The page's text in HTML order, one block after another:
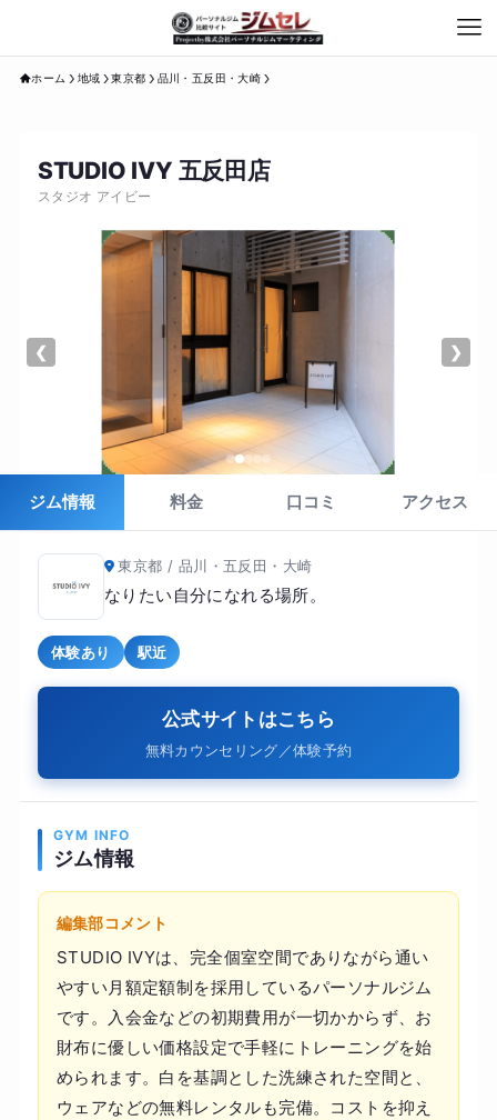
ホーム 地域 東京都 品川・五反田・大崎
STUDIO IVY 五反田店
スタジオ アイビー
❮ ❯
ジム情報 料金 口コミ アクセス
東京都 / 品川・五反田・大崎
なりたい自分になれる場所。
体験あり 駅近
公式サイトはこちら
無料カウンセリング／体験予約
GYM INFO
ジム情報
編集部コメント
STUDIO IVYは、完全個室空間でありながら通い
やすい月額定額制を採用しているパーソナルジム
です。入会金などの初期費用が一切かからず、お
財布に優しい価格設定で手軽にトレーニングを始
められます。白を基調とした洗練された空間と、
ウェアなどの無料レンタルも完備。コストを抑え